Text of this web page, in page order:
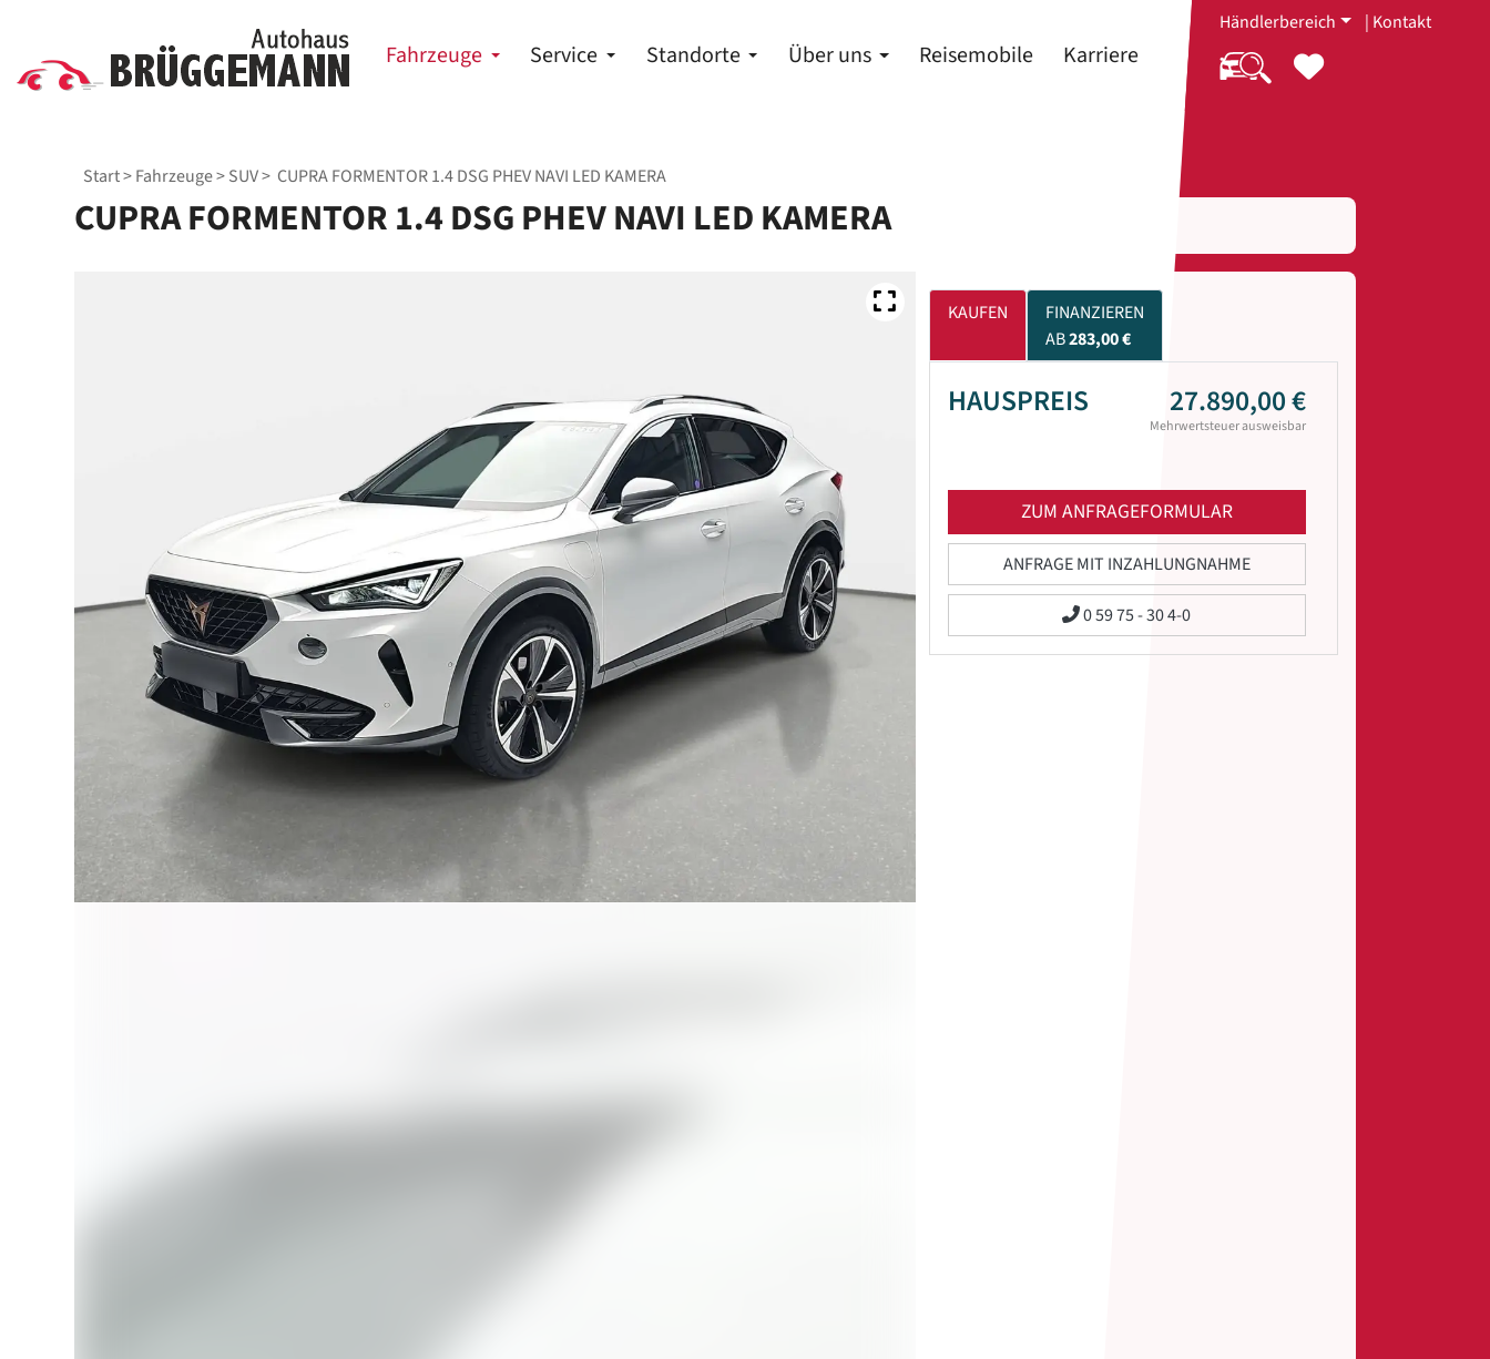
Fahrzeuge Service Standorte Über uns Reisemobile Karriere
Händlerbereich | Kontakt
Start>Fahrzeuge>SUV> CUPRA FORMENTOR 1.4 DSG PHEV NAVI LED KAMERA
CUPRA FORMENTOR 1.4 DSG PHEV NAVI LED KAMERA
KAUFEN
FINANZIEREN
AB283,00 €
HAUSPREIS 27.890,00 €
Mehrwertsteuer ausweisbar
ZUM ANFRAGEFORMULAR
ANFRAGE MIT INZAHLUNGNAHME
0 59 75 - 30 4-0